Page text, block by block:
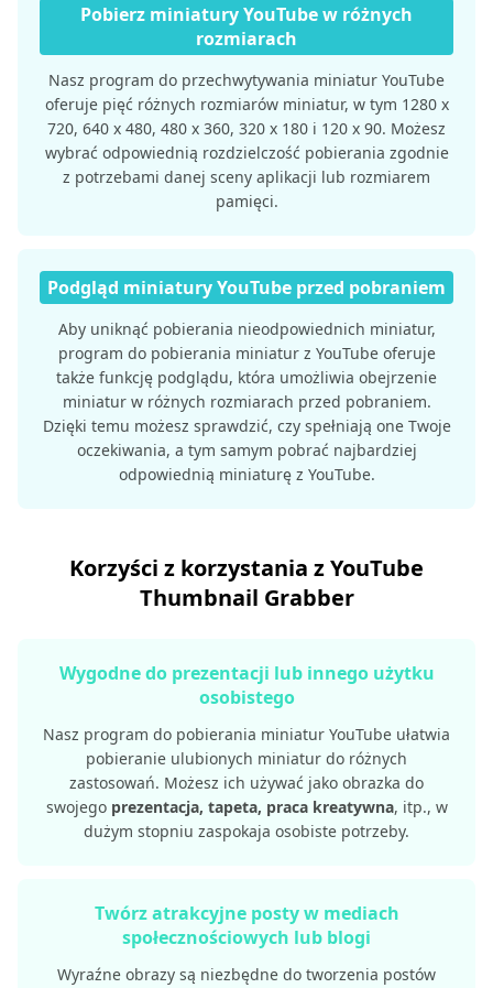
Pobierz miniatury YouTube w różnych
rozmiarach
Nasz program do przechwytywania miniatur YouTube
oferuje pięć różnych rozmiarów miniatur, w tym 1280 x
720, 640 x 480, 480 x 360, 320 x 180 i 120 x 90. Możesz
wybrać odpowiednią rozdzielczość pobierania zgodnie
z potrzebami danej sceny aplikacji lub rozmiarem
pamięci.
Podgląd miniatury YouTube przed pobraniem
Aby uniknąć pobierania nieodpowiednich miniatur,
program do pobierania miniatur z YouTube oferuje
także funkcję podglądu, która umożliwia obejrzenie
miniatur w różnych rozmiarach przed pobraniem.
Dzięki temu możesz sprawdzić, czy spełniają one Twoje
oczekiwania, a tym samym pobrać najbardziej
odpowiednią miniaturę z YouTube.
Korzyści z korzystania z YouTube
Thumbnail Grabber
Wygodne do prezentacji lub innego użytku
osobistego
Nasz program do pobierania miniatur YouTube ułatwia
pobieranie ulubionych miniatur do różnych
zastosowań. Możesz ich używać jako obrazka do
swojego prezentacja, tapeta, praca kreatywna, itp., w
dużym stopniu zaspokaja osobiste potrzeby.
Twórz atrakcyjne posty w mediach
społecznościowych lub blogi
Wyraźne obrazy są niezbędne do tworzenia postów